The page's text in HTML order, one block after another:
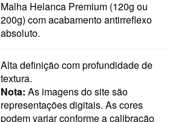
Malha Helanca Premium (120g ou
200g) com acabamento antirreflexo
absoluto.
Alta definição com profundidade de
textura.
Nota: As imagens do site são
representações digitais. As cores
podem variar conforme a calibração